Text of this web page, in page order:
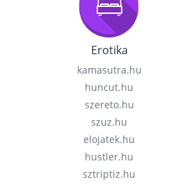
Erotika
kamasutra.hu
huncut.hu
szereto.hu
szuz.hu
elojatek.hu
hustler.hu
sztriptiz.hu